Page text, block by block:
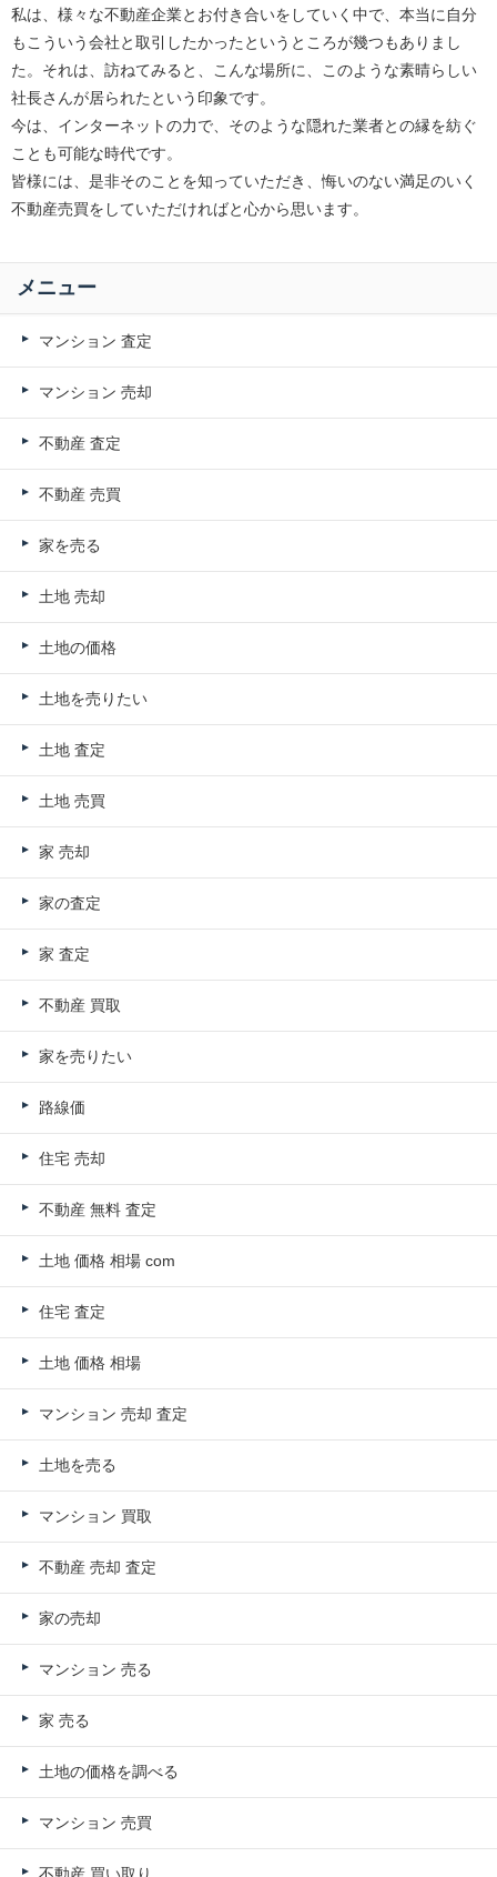
私は、様々な不動産企業とお付き合いをしていく中で、本当に自分
もこういう会社と取引したかったというところが幾つもありまし
た。それは、訪ねてみると、こんな場所に、このような素晴らしい
社長さんが居られたという印象です。
今は、インターネットの力で、そのような隠れた業者との縁を紡ぐ
ことも可能な時代です。
皆様には、是非そのことを知っていただき、悔いのない満足のいく
不動産売買をしていただければと心から思います。
メニュー
マンション 査定
マンション 売却
不動産 査定
不動産 売買
家を売る
土地 売却
土地の価格
土地を売りたい
土地 査定
土地 売買
家 売却
家の査定
家 査定
不動産 買取
家を売りたい
路線価
住宅 売却
不動産 無料 査定
土地 価格 相場 com
住宅 査定
土地 価格 相場
マンション 売却 査定
土地を売る
マンション 買取
不動産 売却 査定
家の売却
マンション 売る
家 売る
土地の価格を調べる
マンション 売買